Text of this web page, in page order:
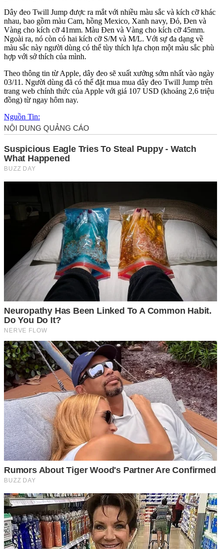
Dây đeo Twill Jump được ra mắt với nhiều màu sắc và kích cỡ khác
nhau, bao gồm màu Cam, hồng Mexico, Xanh navy, Đỏ, Đen và
Vàng cho kích cỡ 41mm. Màu Đen và Vàng cho kích cỡ 45mm.
Ngoài ra, nó còn có hai kích cỡ S/M và M/L. Với sự đa dạng về
màu sắc này người dùng có thể tùy thích lựa chọn một màu sắc phù
hợp với sở thích của mình.
Theo thông tin từ Apple, dây đeo sẽ xuất xưởng sớm nhất vào ngày
03/11. Người dùng đã có thể đặt mua mua dây đeo Twill Jump trên
trang web chính thức của Apple với giá 107 USD (khoảng 2,6 triệu
đồng) từ ngay hôm nay.
Nguồn Tin: